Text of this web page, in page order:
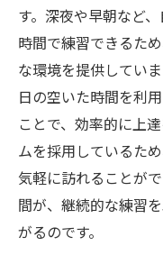
す。深夜や早朝など
時間で練習できるた
な環境を提供してい
日の空いた時間を利
ことで、効率的に上
ムを採用しているた
気軽に訪れることが
間が、継続的な練習
がるのです。